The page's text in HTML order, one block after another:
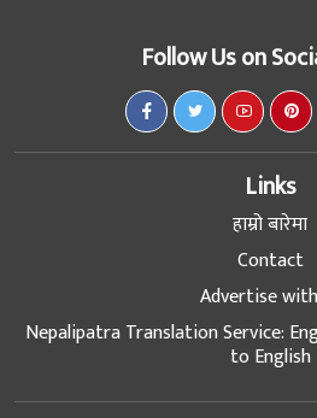
Follow Us on
Links
हाम्रो बारेमा
Contact
Advertise
Nepalipatra Translation Service:
to English